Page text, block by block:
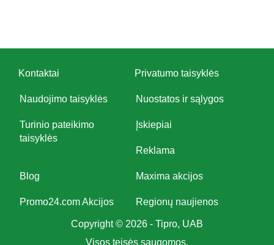
Kontaktai Privatumo taisyklės
Naudojimo taisyklės Nuostatos ir sąlygos
Turinio pateikimo
taisyklės
Įskiepiai
Reklama
Blog Maxima akcijos
Promo24.com Akcijos Regionų naujienos
Copyright © 2026 - Tipro, UAB
Visos teisės saugomos.